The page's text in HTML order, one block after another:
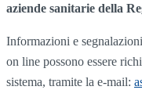
aziende sanitarie della
Informazioni e
on line possono essere
sistema, tramite la e-mail: